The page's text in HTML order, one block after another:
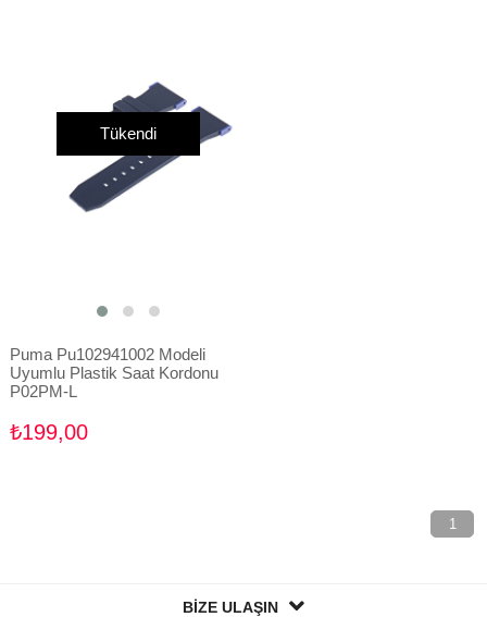
Tükendi
Puma Pu102941002 Modeli
Uyumlu Plastik Saat Kordonu
P02PM-L
₺199,00
1
BİZE ULAŞIN